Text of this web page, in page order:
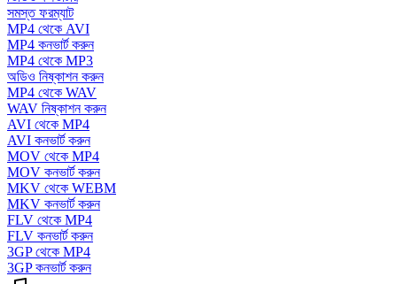
সমস্ত ফরম্যাট
MP4 থেকে AVI
MP4 কনভার্ট করুন
MP4 থেকে MP3
অডিও নিষ্কাশন করুন
MP4 থেকে WAV
WAV নিষ্কাশন করুন
AVI থেকে MP4
AVI কনভার্ট করুন
MOV থেকে MP4
MOV কনভার্ট করুন
MKV থেকে WEBM
MKV কনভার্ট করুন
FLV থেকে MP4
FLV কনভার্ট করুন
3GP থেকে MP4
3GP কনভার্ট করুন